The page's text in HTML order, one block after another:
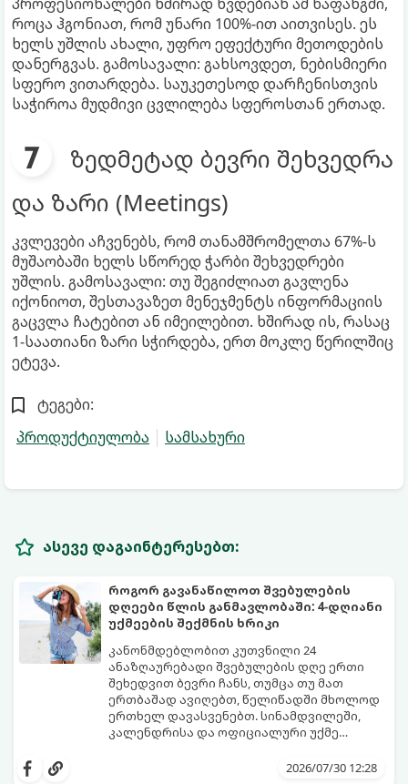
როცა ჰგონიათ, რომ უნარი 100%-ით აითვისეს. ეს
ხელს უშლის ახალი, უფრო ეფექტური მეთოდების
დანერგვას. გამოსავალი: გახსოვდეთ, ნებისმიერი
სფერო ვითარდება. საუკეთესოდ დარჩენისთვის
საჭიროა მუდმივი ცვლილება სფეროსთან ერთად.
ზედმეტად ბევრი შეხვედრა
და ზარი (Meetings)
კვლევები აჩვენებს, რომ თანამშრომელთა 67%-ს
მუშაობაში ხელს სწორედ ჭარბი შეხვედრები
უშლის. გამოსავალი: თუ შეგიძლიათ გავლენა
იქონიოთ, შესთავაზეთ მენეჯმენტს ინფორმაციის
გაცვლა ჩატებით ან იმეილებით. ხშირად ის, რასაც
1-საათიანი ზარი სჭირდება, ერთ მოკლე წერილშიც
ეტევა.
ტეგები:
პროდუქტიულობა
სამსახური
ასევე დაგაინტერესებთ:
როგორ გავანაწილოთ შვებულების
დღეები წლის განმავლობაში: 4-დღიანი
უქმეების შექმნის ხრიკი
კანონმდებლობით კუთვნილი 24
ანაზღაურებადი შვებულების დღე ერთი
შეხედვით ბევრი ჩანს, თუმცა თუ მათ
ერთბაშად ავიღებთ, წელიწადში მხოლოდ
ერთხელ დავასვენებთ. სინამდვილეში,
კალენდრისა და ოფიციალური უქმე
შესაძლებელია შვებულების თითო-ოროლა
ხრიკებს, თუ როგორ „გავწელოთ“
2026/07/30 12:28